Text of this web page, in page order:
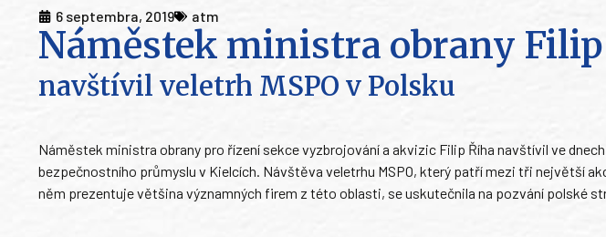
6 septembra, 2019 atm
Náměstek ministra obrany
navštívil veletrh MSPO v Polsku
Náměstek ministra obrany pro řízení sekce vyzbrojování a akvizic Filip Říha navštívil ve dnech
bezpečnostního průmyslu v Kielcích. Návštěva veletrhu MSPO, který patří mezi tři největší
něm prezentuje většina významných firem z této oblasti, se uskutečnila na pozvání polské